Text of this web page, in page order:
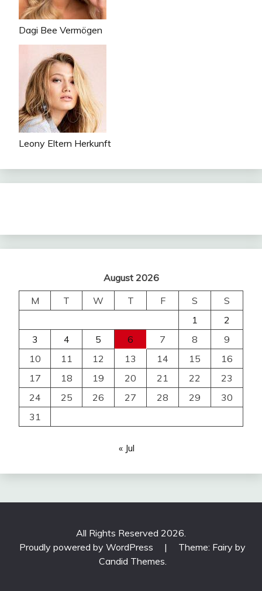
Dagi Bee Vermögen
Leony Eltern Herkunft
August 2026
M
T W T F S
S
1
2
3
4 5 6 7 8
9
10
11 12 13 14 15
16
17
18 19 20 21 22
23
24
25 26 27 28 29
30
31
« Jul
All Rights Reserved 2026.
Proudly powered by WordPress
|
Theme: Fairy by
Candid Themes.